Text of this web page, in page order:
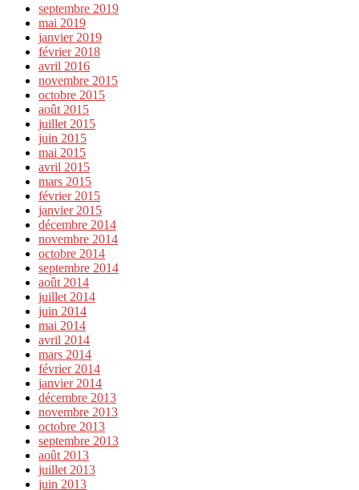
septembre 2019
mai 2019
janvier 2019
février 2018
avril 2016
novembre 2015
octobre 2015
août 2015
juillet 2015
juin 2015
mai 2015
avril 2015
mars 2015
février 2015
janvier 2015
décembre 2014
novembre 2014
octobre 2014
septembre 2014
août 2014
juillet 2014
juin 2014
mai 2014
avril 2014
mars 2014
février 2014
janvier 2014
décembre 2013
novembre 2013
octobre 2013
septembre 2013
août 2013
juillet 2013
juin 2013